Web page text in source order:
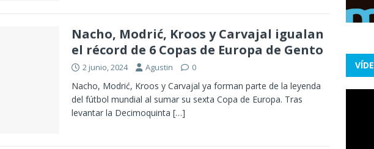
Nacho, Modrić, Kroos y Carvajal igualan
el récord de 6 Copas de Europa de Gento
2 junio, 2024 Agustin 0
Nacho, Modrić, Kroos y Carvajal ya forman parte de la leyenda
del fútbol mundial al sumar su sexta Copa de Europa. Tras
levantar la Decimoquinta […]